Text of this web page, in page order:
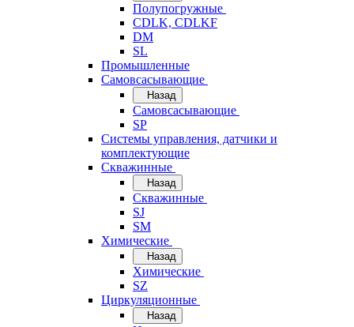
Полупогружные
CDLK, CDLKF
DM
SL
Промышленные
Самовсасывающие
Назад
Самовсасывающие
SP
Системы управления, датчики и
комплектующие
Скважинные
Назад
Скважинные
SJ
SM
Химические
Назад
Химические
SZ
Циркуляционные
Назад